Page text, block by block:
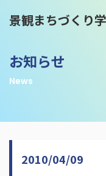
景観まちづくり
お知らせ
News
2010/04/09